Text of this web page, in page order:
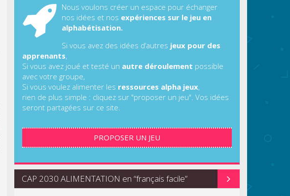
Nous voulons créer un espace pour échanger
nos idées et nos expériences sur le jeu en
alphabétisation.
Si vous avez des idées d’autres jeux pour des
apprenants,
Si vous avez joué et testé un autre déroulement possible
avec votre groupe,
Si vous voulez alimenter les ressources alpha jeux,
rien de plus simple : cliquez sur "proposer un jeu". Vos idées
seront partagées sur ce site.
PROPOSER UN JEU
CAP 2030 ALIMENTATION en “français facile”